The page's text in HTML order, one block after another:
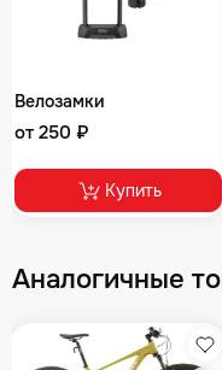
Велозамки
от 250 ₽
Купить
Аналогичные